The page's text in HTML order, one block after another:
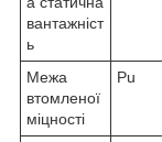
вантажніст
ь
Межа
втомленої
міцності
Pu